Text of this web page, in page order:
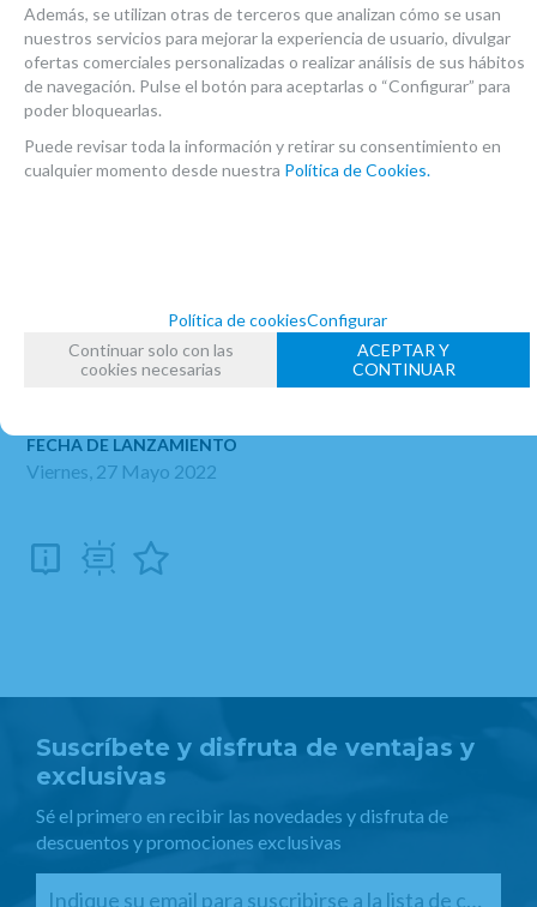
Diseño francés
Incluye:
Estuche con ruedas
Gamuza exterior de microfibra Boehm
FAMILIAS RELACIONADAS
FECHA DE LANZAMIENTO
Viernes, 27 Mayo 2022
Suscríbete y disfruta de ventajas y
exclusivas
Sé el primero en recibir las novedades y disfruta de
descuentos y promociones exclusivas
Además, se utilizan otras de terceros que analizan cómo se usan
nuestros servicios para mejorar la experiencia de usuario, divulgar
ofertas comerciales personalizadas o realizar análisis de sus hábitos
de navegación. Pulse el botón para aceptarlas o “Configurar” para
poder bloquearlas.
Puede revisar toda la información y retirar su consentimiento en
cualquier momento desde nuestra Política de Cookies.
Política de cookiesConfigurar
Continuar solo con las
cookies necesarias
ACEPTAR Y
CONTINUAR